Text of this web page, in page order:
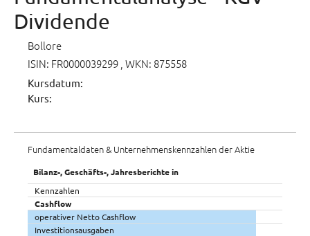
Dividende
Bollore
ISIN: FR0000039299 , WKN: 875558
Kursdatum:
Kurs:
Fundamentaldaten & Unternehmenskennzahlen der Aktie
Bilanz-, Geschäfts-, Jahresberichte in
Kennzahlen
Cashflow
operativer Netto Cashflow
Investitionsausgaben